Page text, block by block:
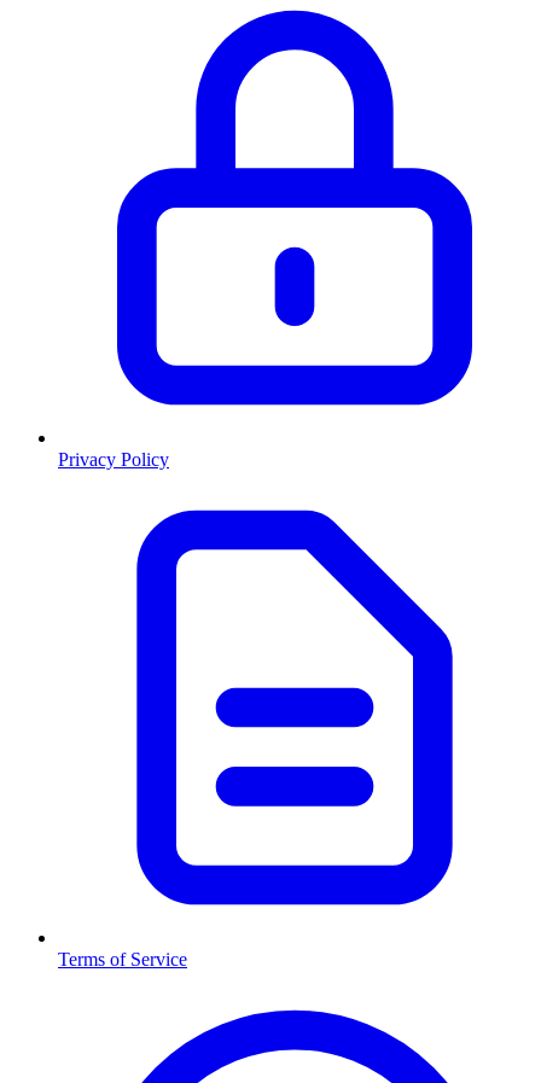
Privacy Policy
Terms of Service